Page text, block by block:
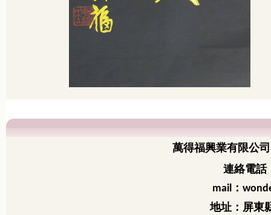
萬得福興業有限公司
連絡電
mail ：
地址：屏東